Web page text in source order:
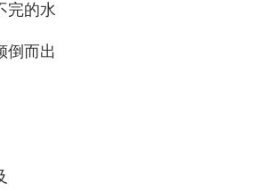
完的水
倒而出